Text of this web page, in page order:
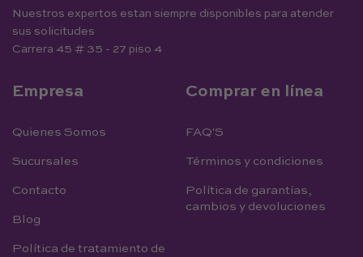
Nuestros expertos estan siempre disponibles para atender
sus solicitudes
Carrera 45 # 35 - 27 piso 4
Empresa
Quienes Somos
Sucursales
Contacto
Blog
Política de tratamiento de
Comprar en línea
FAQ'S
Términos y condiciones
Política de garantías,
cambios y devoluciones